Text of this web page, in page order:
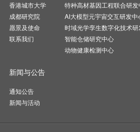
香港城市大学
成都研究院
愿景及使命
联系我们
特种高材基因工程联合研发
AI大模型元宇宙交互研发中
时域光学孪生数字化技术
智能仓储研究中心
动物健康检测中心
新闻与公告
通知公告
新闻与活动